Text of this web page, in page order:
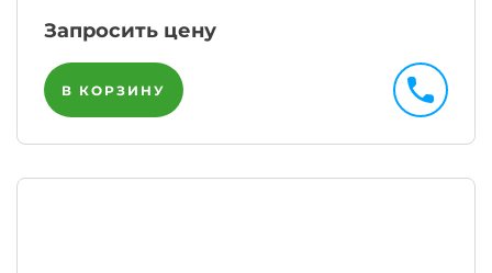
Запросить цену
В КОРЗИНУ